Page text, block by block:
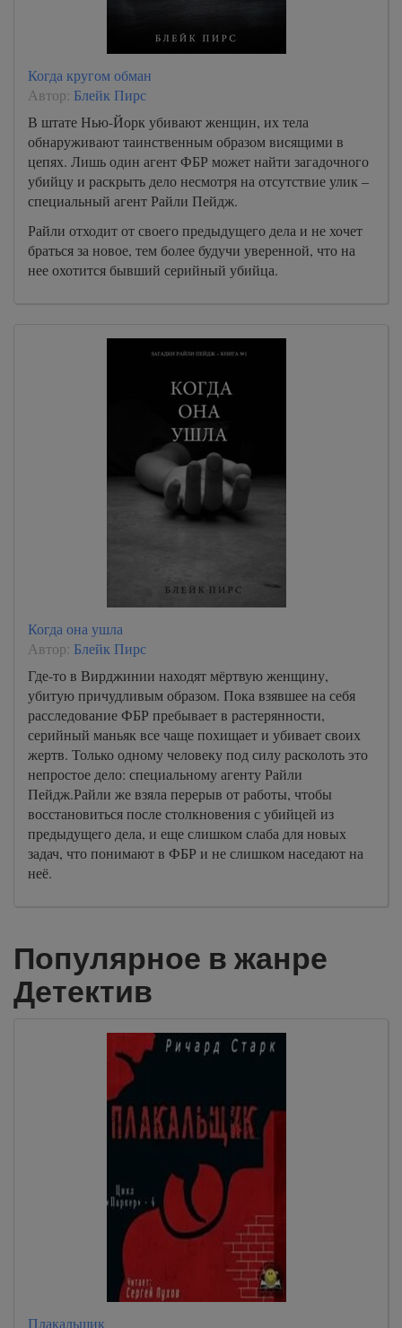
Когда кругом обман
Автор: Блейк Пирс
В штате Нью-Йорк убивают женщин, их тела
обнаруживают таинственным образом висящими в
цепях. Лишь один агент ФБР может найти загадочного
убийцу и раскрыть дело несмотря на отсутствие улик –
специальный агент Райли Пейдж.
Райли отходит от своего предыдущего дела и не хочет
браться за новое, тем более будучи уверенной, что на
нее охотится бывший серийный убийца.
Когда она ушла
Автор: Блейк Пирс
Где-то в Вирджинии находят мёртвую женщину,
убитую причудливым образом. Пока взявшее на себя
расследование ФБР пребывает в растерянности,
серийный маньяк все чаще похищает и убивает своих
жертв. Только одному человеку под силу расколоть это
непростое дело: специальному агенту Райли
Пейдж.Райли же взяла перерыв от работы, чтобы
восстановиться после столкновения с убийцей из
предыдущего дела, и еще слишком слаба для новых
задач, что понимают в ФБР и не слишком наседают на
неё.
Популярное в жанре
Детектив
Плакальщик